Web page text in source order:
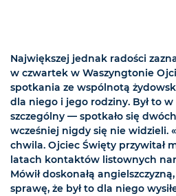
Największej jednak radości
w czwartek w Waszyngtonie
spotkania ze wspólnotą
dla niego i jego rodziny. Był to
szczególny — spotkało się
wcześniej nigdy się nie widzieli.
chwila. Ojciec Święty przywitał
latach kontaktów listownych
Mówił doskonałą
sprawę, że był to dla niego